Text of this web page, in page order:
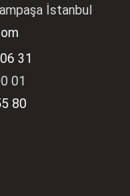
İstanbul
31
01
80